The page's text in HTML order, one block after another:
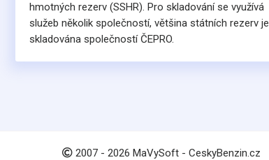
2
hmotných rezerv (SSHR). Pro skladování se využívá
služeb několik společností, většina státních rezerv je
skladována společností ČEPRO.
2007 - 2026 MaVySoft - CeskyBenzin.cz